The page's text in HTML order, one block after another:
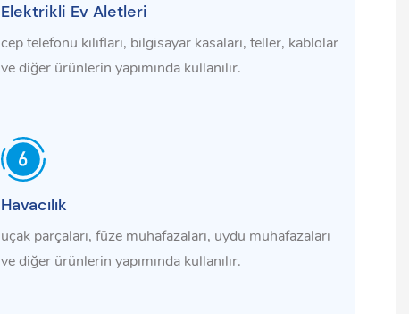
Elektrikli Ev Aletleri
cep telefonu kılıfları, bilgisayar kasaları, teller, kablolar
ve diğer ürünlerin yapımında kullanılır.
Havacılık
uçak parçaları, füze muhafazaları, uydu muhafazaları
ve diğer ürünlerin yapımında kullanılır.